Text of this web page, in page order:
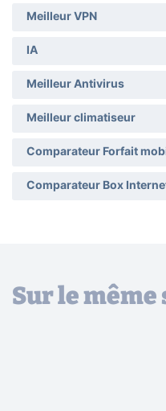
Meilleur VPN
IA
Meilleur Antivirus
Meilleur climatiseur
Comparateur Forfait
Comparateur Box
Sur le même